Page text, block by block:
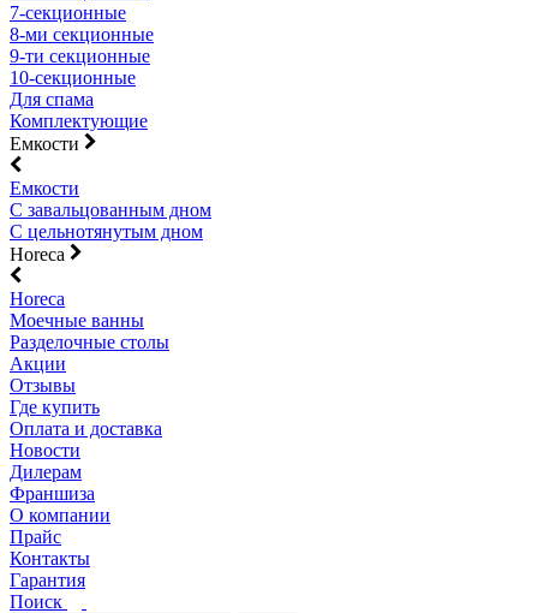
7-секционные
8-ми секционные
9-ти секционные
10-секционные
Для спама
Комплектующие
Емкости
Емкости
С завальцованным дном
С цельнотянутым дном
Horeca
Horeca
Моечные ванны
Разделочные столы
Акции
Отзывы
Где купить
Оплата и доставка
Новости
Дилерам
Франшиза
О компании
Прайс
Контакты
Гарантия
Поиск